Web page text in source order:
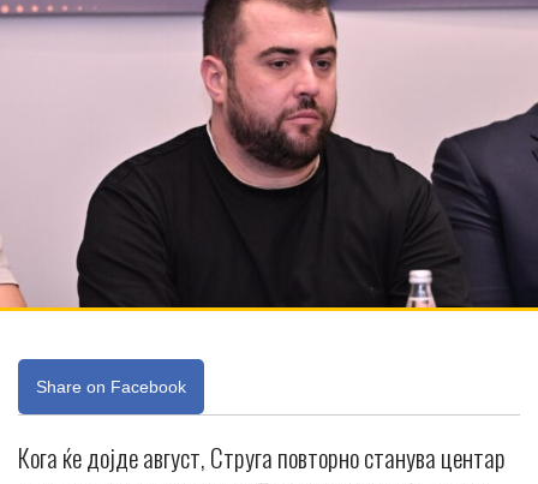
Share on Facebook
Кога ќе дојде август, Струга повторно станува центар